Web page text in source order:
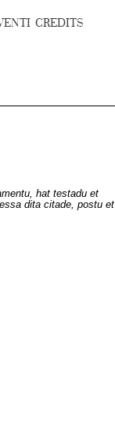
CREDITS
hat testadu et
dita citade, postu et